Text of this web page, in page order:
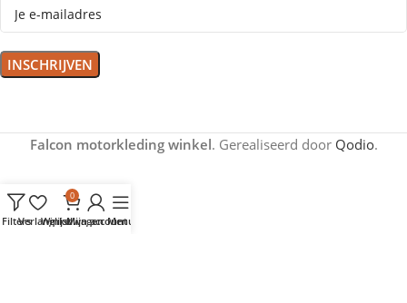
Falcon motorkleding winkel. Gerealiseerd door Qodio.
FiltersVerlanglijst
0
Winkelwagen
Mijn account
MenuHome